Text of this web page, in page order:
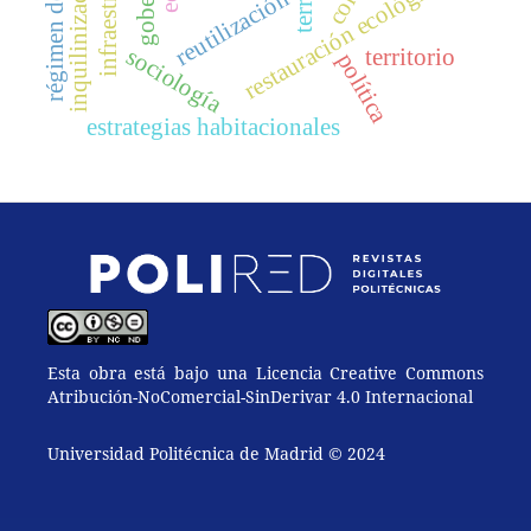
restauración ecológica
reutilización
sociología política
estrategias habitacionales
inquilinización territorio
Esta obra está bajo una Licencia Creative Commons
Atribución-NoComercial-SinDerivar 4.0 Internacional
Universidad Politécnica de Madrid © 2024